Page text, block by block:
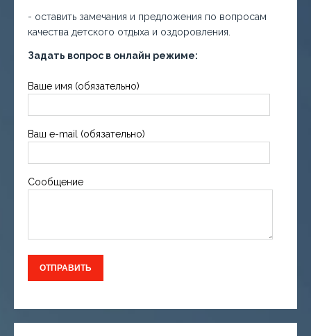
- оставить замечания и предложения по вопросам
качества детского отдыха и оздоровления.
Задать вопрос в онлайн режиме:
Ваше имя (обязательно)
Ваш e-mail (обязательно)
Сообщение